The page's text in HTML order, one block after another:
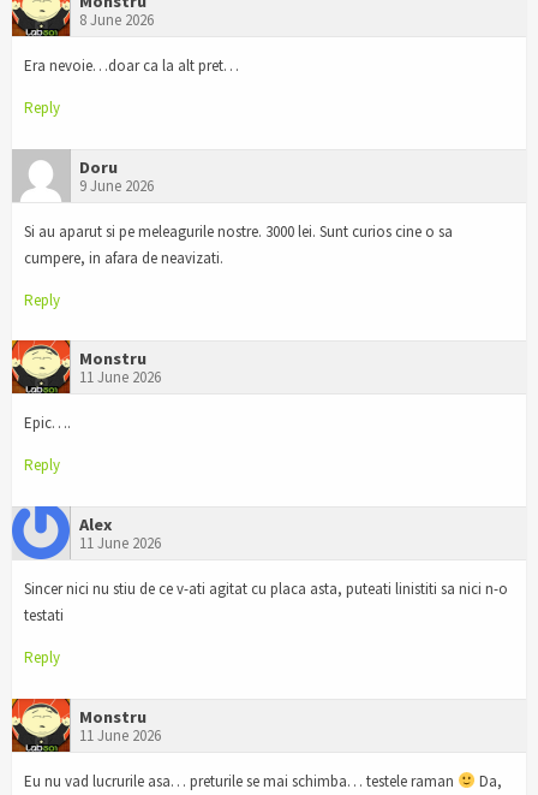
8 June 2026
Era nevoie…doar ca la alt pret…
Reply
Doru
9 June 2026
Si au aparut si pe meleagurile nostre. 3000 lei. Sunt curios cine o sa
cumpere, in afara de neavizati.
Reply
Monstru
11 June 2026
Epic….
Reply
Alex
11 June 2026
Sincer nici nu stiu de ce v-ati agitat cu placa asta, puteati linistiti sa nici n-o
testati
Reply
Monstru
11 June 2026
Eu nu vad lucrurile asa… preturile se mai schimba… testele raman
Da,